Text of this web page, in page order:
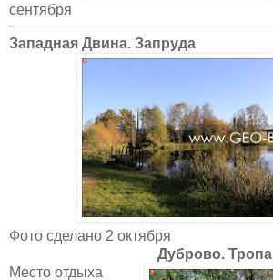
сентября
Западная Двина. Запруда
Фото сделано 2 октября
Дуброво.
Место отдыха